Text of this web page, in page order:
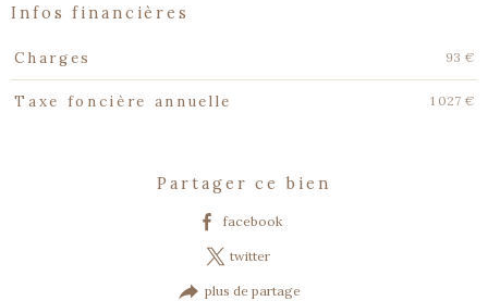
infos financières
Caractéristiques
Charges 93 €
Taxe foncière annuelle 1 027 €
partager ce bien
facebook
twitter
plus de partage